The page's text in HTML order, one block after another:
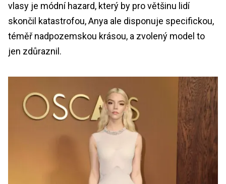
vlasy je módní hazard, který by pro většinu lidí
skončil katastrofou, Anya ale disponuje specifickou,
téměř nadpozemskou krásou, a zvolený model to
jen zdůraznil.